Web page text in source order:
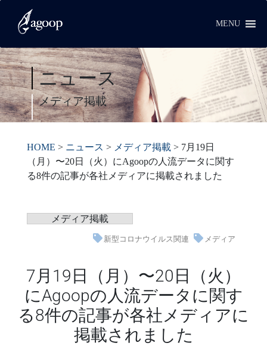
MENU
ニュース
メディア掲載
HOME > ニュース > メディア掲載> 7月19日
（月）〜20日（火）にAgoopの人流データに関す
る8件の記事が各社メディアに掲載されました
メディア掲載
新型コロナウイルス関連 メディア
7月19日（月）〜20日（火）
にAgoopの人流データに関す
る8件の記事が各社メディアに
掲載されました